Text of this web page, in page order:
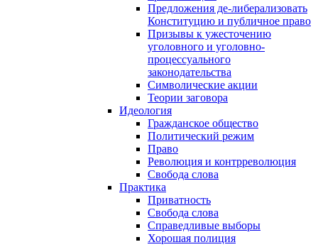
Предложения де-либерализовать
Конституцию и публичное право
Призывы к ужесточению
уголовного и уголовно-
процессуального
законодательства
Символические акции
Теории заговора
Идеология
Гражданское общество
Политический режим
Право
Революция и контрреволюция
Свобода слова
Практика
Приватность
Свобода слова
Справедливые выборы
Хорошая полиция